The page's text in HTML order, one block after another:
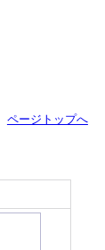
ページトップへ